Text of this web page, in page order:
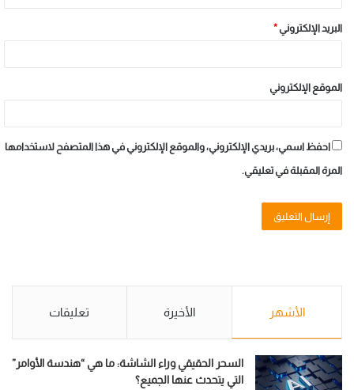
البريد الإلكتروني *
الموقع الإلكتروني
احفظ اسمي، بريدي الإلكتروني، والموقع الإلكتروني في هذا المتصفح لاستخدامها
المرة المقبلة في تعليقي.
الأشهر الأخيرة تعليقات
السحر الحقيقي وراء الشاشة: ما هي “هندسة الأوامر”
التي يتحدث عنها الجميع؟